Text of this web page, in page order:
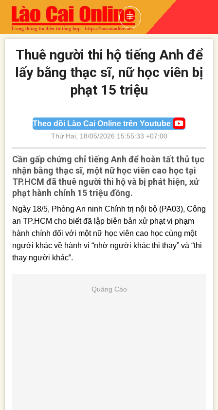
Skip
content
Thuê người thi hộ tiếng Anh để
lấy bằng thạc sĩ, nữ học viên bị
phạt 15 triệu
Theo dõi Lào Cai Online trên Youtube
Thứ Hai, 18/05/2026 15:55:33 +07:00
Cần gấp chứng chỉ tiếng Anh để hoàn tất thủ tục
nhận bằng thạc sĩ, một nữ học viên cao học tại
TP.HCM đã thuê người thi hộ và bị phát hiện, xử
phạt hành chính 15 triệu đồng.
Ngày 18/5, Phòng An ninh Chính trị nội bộ (PA03), Công
an TP.HCM cho biết đã lập biên bản xử phạt vi phạm
hành chính đối với một nữ học viên cao học cùng một
người khác về hành vi “nhờ người khác thi thay” và “thi
thay người khác”.
Quảng Cáo